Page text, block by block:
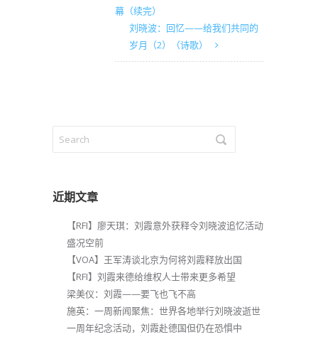
幕（续完）
刘晓波：回忆——给我们共同的
岁月（2）（诗歌）
近期文章
【RFI】廖天琪：刘霞意外获释令刘晓波追忆活动
盛况空前
【VOA】王军涛谈北京为何将刘霞释放出国
【RFI】刘霞来德给维权人士带来更多希望
梁美仪：刘霞——要飞也飞不高
施英：一周新闻聚焦：世界各地举行刘晓波逝世
一周年纪念活动，刘霞赴德国但仍在恐惧中